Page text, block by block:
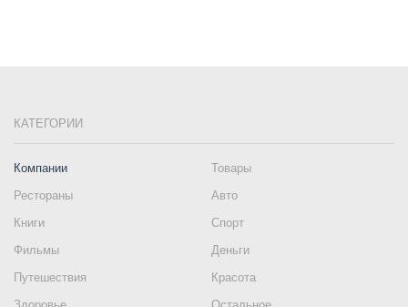
КАТЕГОРИИ
Компании
Товары
Рестораны
Авто
Книги
Спорт
Фильмы
Деньги
Путешествия
Красота